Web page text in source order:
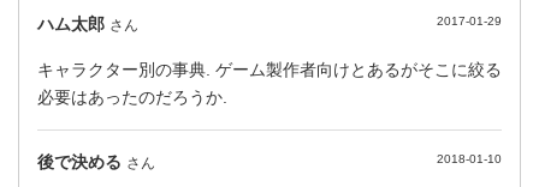
ハム太郎 さん 2017-01-29
キャラクター別の事典. ゲーム製作者向けとあるがそこに絞る
必要はあったのだろうか.
後で決める さん 2018-01-10